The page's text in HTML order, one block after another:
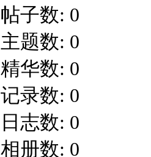
帖子数: 0
主题数: 0
精华数: 0
记录数: 0
日志数: 0
相册数: 0